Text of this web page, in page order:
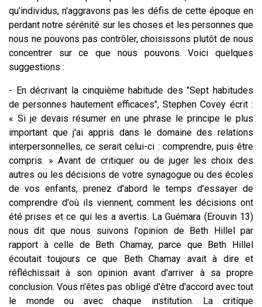
qu'individus, n'aggravons pas les défis de cette époque en
perdant notre sérénité sur les choses et les personnes que
nous ne pouvons pas contrôler, choisissons plutôt de nous
concentrer sur ce que nous pouvons. Voici quelques
suggestions :
- En décrivant la cinquième habitude des "Sept habitudes
de personnes hautement efficaces", Stephen Covey écrit :
« Si je devais résumer en une phrase le principe le plus
important que j'ai appris dans le domaine des relations
interpersonnelles, ce serait celui-ci : comprendre, puis être
compris. » Avant de critiquer ou de juger les choix des
autres ou les décisions de votre synagogue ou des écoles
de vos enfants, prenez d'abord le temps d'essayer de
comprendre d'où ils viennent, comment les décisions ont
été prises et ce qui les a avertis. La Guémara (Erouvin 13)
nous dit que nous suivons l'opinion de Beth Hillel par
rapport à celle de Beth Chamay, parce que Beth Hillel
écoutait toujours ce que Beth Chamay avait à dire et
réfléchissait à son opinion avant d'arriver à sa propre
conclusion. Vous n'êtes pas obligé d'être d'accord avec tout
le monde ou avec chaque institution. La critique